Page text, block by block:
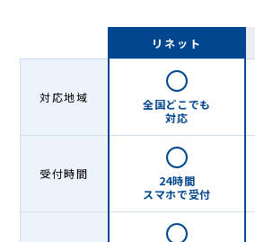
リネット
対応地域
全国どこでも
対応
受付時間
24時間
スマホで受付